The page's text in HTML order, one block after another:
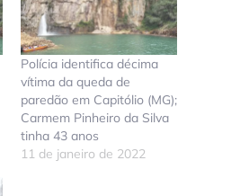
Polícia identifica décima
vítima da queda de
paredão em Capitólio (MG);
Carmem Pinheiro da Silva
tinha 43 anos
11 de janeiro de 2022